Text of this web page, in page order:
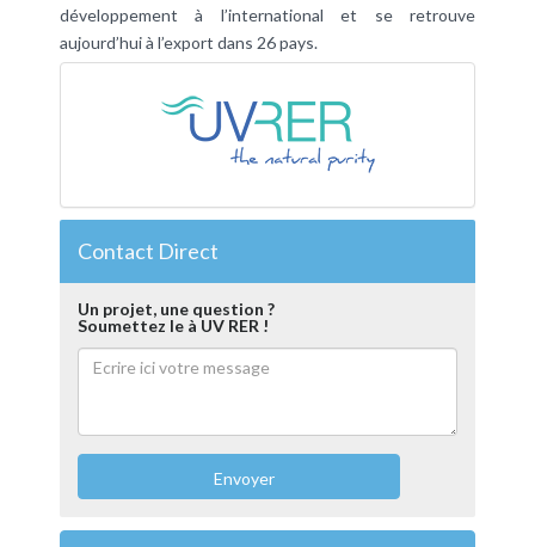
développement à l’international et se retrouve
aujourd’hui à l’export dans 26 pays.
Contact Direct
Un projet, une question ?
Soumettez le à UV RER !
Envoyer